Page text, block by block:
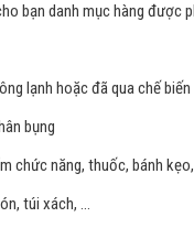
bạn danh mục hàng được
lạnh hoặc đã qua chế biến
bụng
chức năng, thuốc, bánh kẹo,
túi xách, …